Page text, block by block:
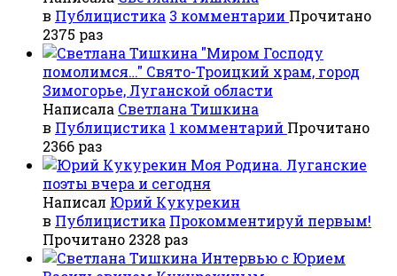
в Публицистика 3 комментарии Прочитано
2375 раз
"Миром Господу
помолимся…" Свято-Троицкий храм, город
Зимогорье, Луганской области
Написала Светлана Тишкина
в Публицистика 1 комментарий Прочитано
2366 раз
Моя Родина. Луганские
поэты вчера и сегодня
Написал Юрий Кукурекин
в Публицистика Прокомментируй первым!
Прочитано 2328 раз
Интервью с Юрием